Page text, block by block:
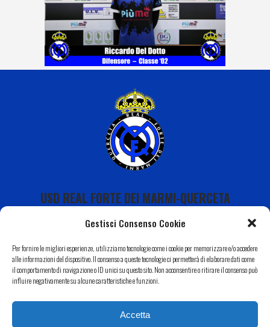
Gestisci Consenso Cookie
Per fornire le migliori esperienze, utilizziamo tecnologie come i cookie per memorizzare e/o accedere
alle informazioni del dispositivo. Il consenso a queste tecnologie ci permetterà di elaborare dati come
il comportamento di navigazione o ID unici su questo sito. Non acconsentire o ritirare il consenso può
influire negativamente su alcune caratteristiche e funzioni.
Accetta
USD REAL FORTE DEI MARMI-QUERCETA
Calendario
Il Nostro Territorio